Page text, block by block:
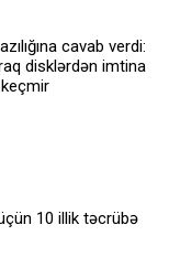
cavab verdi:
disklərdən imtina
10 illik təcrübə